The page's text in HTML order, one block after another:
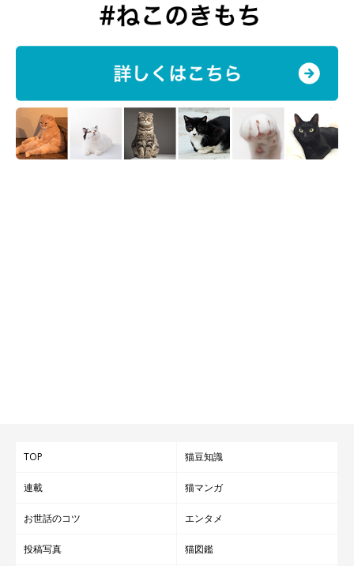
——たしかに警戒心ゼロのあの姿は、「ほんとに猫!?」と疑いた
TOP 猫豆知識
連載 猫マンガ
お世話のコツ エンタメ
投稿写真 猫図鑑